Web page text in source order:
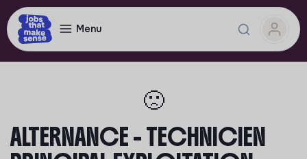
Menu
🙁
ALTERNANCE - TECHNICIEN